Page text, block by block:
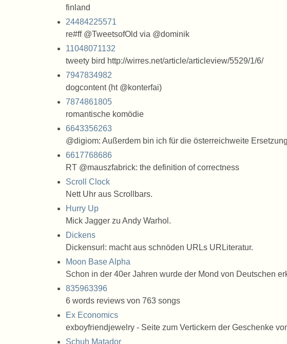
finland
24484225571
re#ff @TweetsofOld via @dominik
11048071132
tweety bird http://wirres.net/article/articleview/5529/1/6/
7947834982
dogcontent (ht @konterfai)
7874861805
romantische komödie
6643356263
@digiom: Außerdem bin ich für die österreichweite
6617768686
RT @mauszfabrick: the definition of correctness
Scroll Clock
Nett Uhr aus Scrollbars.
Hurry Up
Mick Jagger zu Andy Warhol.
Dickens
Dickensurl: macht aus schnöden URLs URLiteratur.
Moon Base Alpha
Schon in der 40er Jahren wurde der Mond von Deutschen
835963396
6 words reviews von 763 songs
Ex Economics
exboyfriendjewelry - Seite zum Vertickern der Geschenke
Schuh Matador